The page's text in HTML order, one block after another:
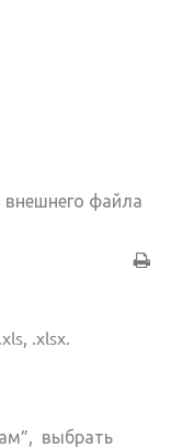
внешнего файла
.xlsx.
”, выбрать